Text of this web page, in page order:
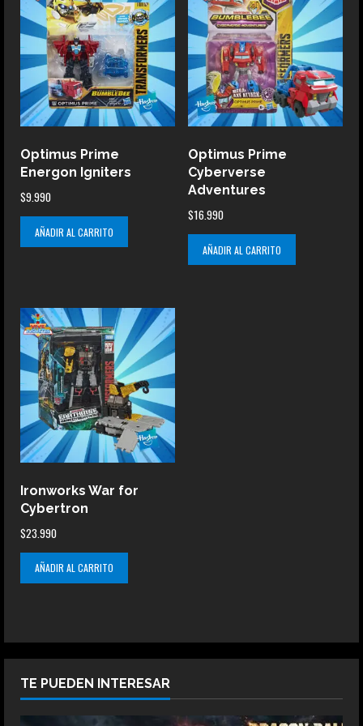
Optimus Prime
Energon Igniters
$9.990
AÑADIR AL CARRITO
Optimus Prime
Cyberverse
Adventures
$16.990
AÑADIR AL CARRITO
Ironworks War for
Cybertron
$23.990
AÑADIR AL CARRITO
TE PUEDEN INTERESAR